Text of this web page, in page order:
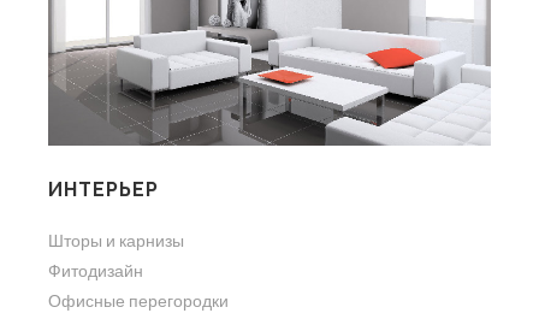
ИНТЕРЬЕР
Шторы и карнизы
Фитодизайн
Офисные перегородки